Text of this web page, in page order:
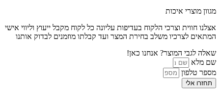
מגוון מוצרי איכות
אצלנו חווית וצרכי הלקוח בעדיפות עליונה כל לקוח מקבל ייעוץ וליווי אישי
המתאים לצרכיו משלב בחירת המצר ועד קבלתו מוזמנים לבדוק אותנו
שאלה לגבי המוצר? אנחנו כאן!
שם מלא
מספר טלפון
תחזרו אלי